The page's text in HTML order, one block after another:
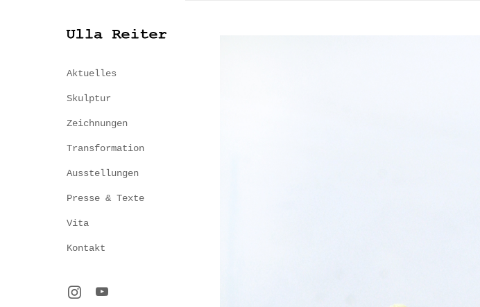
Aktuelles
Skulptur
Zeichnungen
Transformation
Ausstellungen
Presse & Texte
Vita
Kontakt